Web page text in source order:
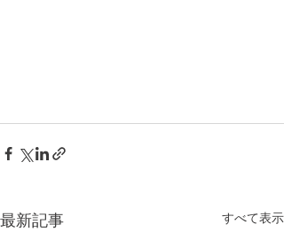
最新記事 すべて表示